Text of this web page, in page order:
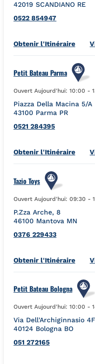
42019 SCANDIANO RE
0522 854947
Obtenir l'ItinéraireLink
Petit Bateau Parma
Ouvert Aujourd'hui: 10:00 -
Piazza Della Macina 5/A
43100 Parma PR
0521 284395
Obtenir l'ItinéraireLink
Tazio Toys
Ouvert Aujourd'hui: 09:30 -
P.Zza Arche, 8
46100 Mantova MN
0376 229433
Obtenir l'ItinéraireLink
Petit Bateau Bologna
Ouvert Aujourd'hui: 10:00 -
Via Dell'Archiginnasio 4F
40124 Bologna BO
051 272165